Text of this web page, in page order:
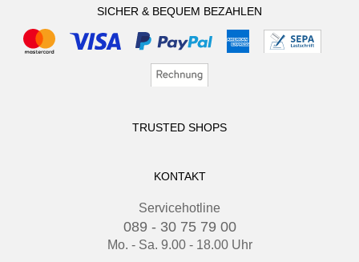
SICHER & BEQUEM BEZAHLEN
TRUSTED SHOPS
KONTAKT
Servicehotline
089 - 30 75 79 00
Mo. - Sa. 9.00 - 18.00 Uhr